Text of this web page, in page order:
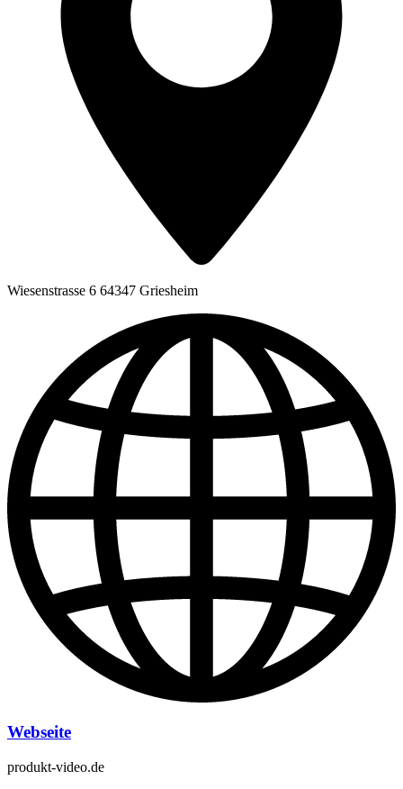
Wiesenstrasse 6 64347 Griesheim
Webseite
produkt-video.de